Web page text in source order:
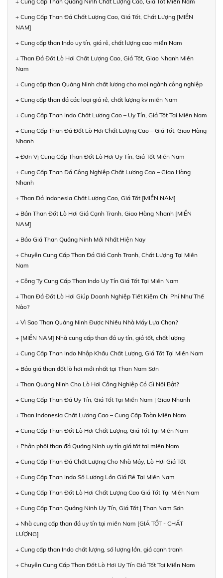
+ Cung Cấp Than Đá Chất Lượng Cao, Giá Tốt, Chất Lượng [MIỀN
NAM]
+ Cung cấp than Indo uy tín, giá rẻ, chất lượng cao miền Nam
+ Than Đá Đốt Lò Hơi Chất Lượng Cao, Giá Tốt, Giao Nhanh Miền
Nam
+ Cung cấp than Quảng Ninh chất lượng cho mọi ngành công nghiệp
+ Cung cấp than đá các loại giá rẻ, chất lượng kv miền Nam
+ Cung Cấp Than Indo Chất Lượng Cao – Uy Tín, Giá Tốt Tại Miền Nam
+ Cung Cấp Than Đá Đốt Lò Hơi Chất Lượng Cao – Giá Tốt, Giao Hàng
Nhanh
+ Đơn Vị Cung Cấp Than Đốt Lò Hơi Uy Tín, Giá Tốt Miền Nam
+ Cung Cấp Than Đá Công Nghiệp Chất Lượng Cao – Giao Hàng
Nhanh
+ Than Đá Indonesia Chất Lượng Cao, Giá Tốt [MIỀN NAM]
+ Bán Than Đốt Lò Hơi Giá Cạnh Tranh, Giao Hàng Nhanh [MIỀN
NAM]
+ Báo Giá Than Quảng Ninh Mới Nhất Hiện Nay
+ Chuyên Cung Cấp Than Đá Giá Cạnh Tranh, Chất Lượng Tại Miền
Nam
+ Công Ty Cung Cấp Than Indo Uy Tín Giá Tốt Tại Miền Nam
+ Than Đá Đốt Lò Hơi Giúp Doanh Nghiệp Tiết Kiệm Chi Phí Như Thế
Nào?
+ Vì Sao Than Quảng Ninh Được Nhiều Nhà Máy Lựa Chọn?
+ [MIỀN NAM] Nhà cung cấp than đá uy tín, giá tốt, chất lượng
+ Cung Cấp Than Indo Nhập Khẩu Chất Lượng, Giá Tốt Tại Miền Nam
+ Báo giá than đốt lò hơi mới nhất tại Than Nam Sơn
+ Than Quảng Ninh Cho Lò Hơi Công Nghiệp Có Gì Nổi Bật?
+ Cung Cấp Than Đá Uy Tín, Giá Tốt Tại Miền Nam | Giao Nhanh
+ Than Indonesia Chất Lượng Cao – Cung Cấp Toàn Miền Nam
+ Cung Cấp Than Đốt Lò Hơi Chất Lượng, Giá Tốt Tại Miền Nam
+ Phân phối than đá Quảng Ninh uy tín giá tốt tại miền Nam
+ Cung Cấp Than Đá Chất Lượng Cho Nhà Máy, Lò Hơi Giá Tốt
+ Cung Cấp Than Indo Số Lượng Lớn Giá Rẻ Tại Miền Nam
+ Cung Cấp Than Đốt Lò Hơi Chất Lượng Cao Giá Tốt Tại Miền Nam
+ Cung Cấp Than Quảng Ninh Uy Tín, Giá Tốt | Than Nam Sơn
+ Nhà cung cấp than đá uy tín tại miền Nam [GIÁ TỐT - CHẤT
LƯỢNG]
+ Cung cấp than Indo chất lượng, số lượng lớn, giá cạnh tranh
+ Chuyên Cung Cấp Than Đốt Lò Hơi Uy Tín Giá Tốt Tại Miền Nam